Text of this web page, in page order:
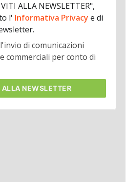
ALLA NEWSLETTER",
l' Informativa Privacy e di
di comunicazioni
commerciali per conto di
ALLA NEWSLETTER